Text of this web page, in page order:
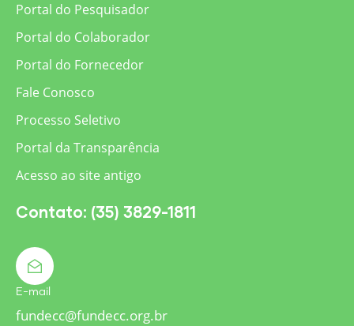
Portal do Pesquisador
Portal do Colaborador
Portal do Fornecedor
Fale Conosco
Processo Seletivo
Portal da Transparência
Acesso ao site antigo
Contato: (35) 3829-1811
E-mail
fundecc@fundecc.org.br